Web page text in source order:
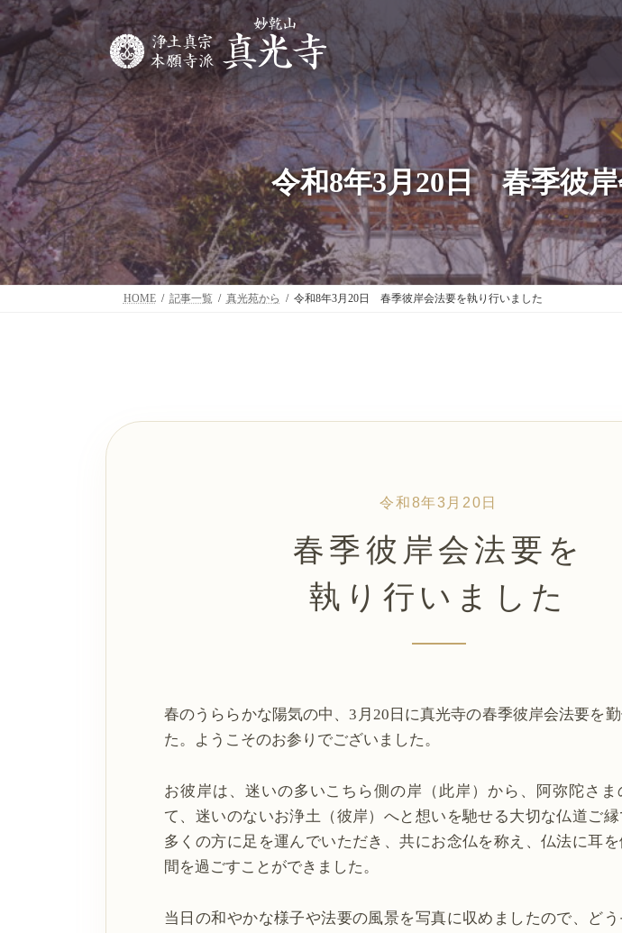
コ
ン
ン
ツ
へ
ス
キ
ッ
プ
ナ
ビ
ー
シ
ョ
ン
に
移
動
令和8年3月20日 春季彼
HOME 記事一覧 真光苑から 令和8年3月20日 春季彼岸会法要を執り行いました
令和8年3月20日
春季彼岸会法要を
執り行いました
春のうららかな陽気の中、3月20日に真光寺の春季彼岸会法要を
た。ようこそのお参りでございました。
お彼岸は、迷いの多いこちら側の岸（此岸）から、阿弥陀さま
て、迷いのないお浄土（彼岸）へと想いを馳せる大切な仏道ご
多くの方に足を運んでいただき、共にお念仏を称え、仏法に耳
間を過ごすことができました。
当日の和やかな様子や法要の風景を写真に収めましたので、どう